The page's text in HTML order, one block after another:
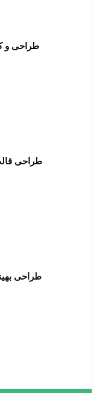
طراحی و
طراحی
طراحی